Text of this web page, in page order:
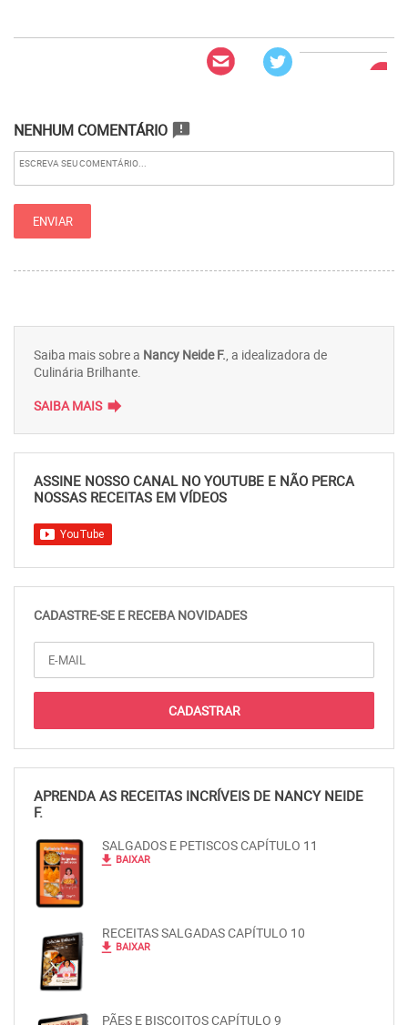
NENHUM COMENTÁRIO announcement
Saiba mais sobre a Nancy Neide F., a idealizadora de
Culinária Brilhante.
SAIBA MAIS forward
ASSINE NOSSO CANAL NO YOUTUBE E NÃO PERCA
NOSSAS RECEITAS EM VÍDEOS
CADASTRE-SE E RECEBA NOVIDADES
APRENDA AS RECEITAS INCRÍVEIS DE NANCY NEIDE
F.
SALGADOS E PETISCOS CAPÍTULO 11
file_download BAIXAR
RECEITAS SALGADAS CAPÍTULO 10
file_download BAIXAR
PÃES E BISCOITOS CAPÍTULO 9